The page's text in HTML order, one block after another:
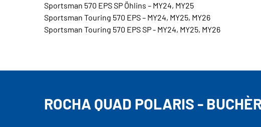
Sportsman 570 EPS SP Öhlins – MY24, MY25
Sportsman Touring 570 EPS – MY24, MY25, MY26
Sportsman Touring 570 EPS SP - MY24, MY25, MY26
ROCHA QUAD POLARIS -